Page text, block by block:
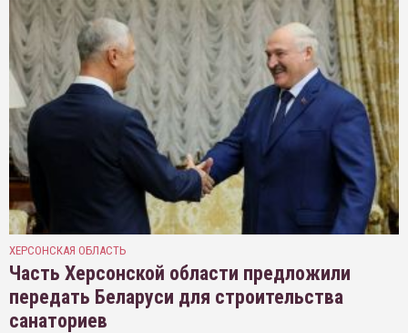
ХЕРСОНСКАЯ ОБЛАСТЬ
Часть Херсонской области предложили
передать Беларуси для строительства
санаториев